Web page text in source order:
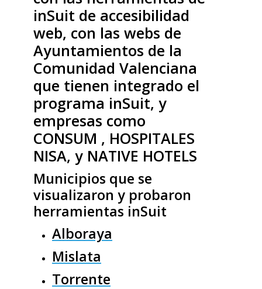
inSuit de accesibilidad
web, con las webs de
Ayuntamientos de la
Comunidad Valenciana
que tienen integrado el
programa inSuit, y
empresas como
CONSUM , HOSPITALES
NISA, y NATIVE HOTELS
Municipios que se
visualizaron y probaron
herramientas inSuit
Alboraya
Mislata
Torrente